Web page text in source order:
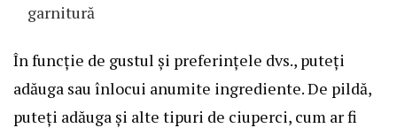
garnitură
În funcție de gustul și preferințele dvs., puteți
adăuga sau înlocui anumite ingrediente. De pildă,
puteți adăuga și alte tipuri de ciuperci, cum ar fi